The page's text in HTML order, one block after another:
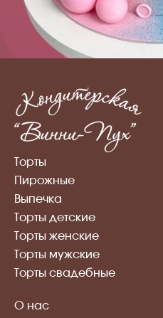
Торты
Пирожные
Выпечка
Торты детские
Торты женские
Торты мужские
Торты свадебные
О нас